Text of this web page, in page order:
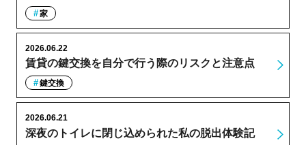
家
賃貸の鍵交換を自分で行う際のリスクと注意点
2026.06.22
鍵交換
深夜のトイレに閉じ込められた私の脱出体験記
2026.06.21